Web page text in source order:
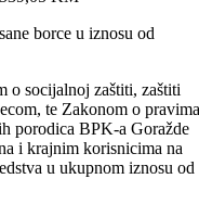
borce u iznosu od
o socijalnoj zaštiti, zaštiti
te Zakonom o pravima
porodica BPK-a Goražde
i krajnim korisnicima na
u ukupnom iznosu od